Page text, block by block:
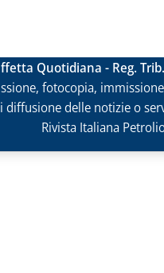
Quotidiana - Reg.
fotocopia,
delle notizie o
Rivista Italiana